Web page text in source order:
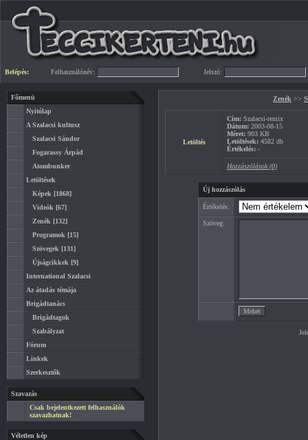
Belépés: Felhasználónév: Jelszó:
Főmenü
Nyitólap
A Szalacsi kultusz
Szalacsi Sándor
Fogarassy Árpád
Atombunker
Letöltések
Képek [1868]
Videók [67]
Zenék [132]
Programok [15]
Szövegek [131]
Újságcikkek [9]
International Szalacsi
Az átadás témája
Brigádtanács
Brigádtagok
Szabályzat
Fórum
Linkek
Szerkesztők
Szavazás
Csak bejelentkezett felhasználók
szavazhatnak!
Véletlen kép
Zenék >>
Letöltés
Cím: Szalacsi-remix
Dátum: 2003-08-15
Méret: 903 KB
Letöltések: 4582 db
Értékelés: -
Hozzászólások (0)
Új hozzászólás
Értékelés:
Szöveg: